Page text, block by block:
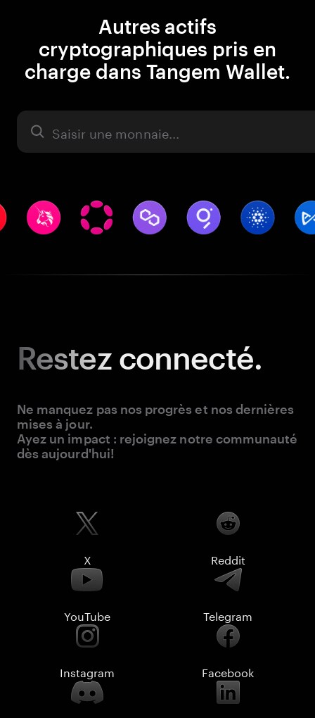
Autres actifs
cryptographiques pris en
charge dans Tangem Wallet.
Actifs
Restezconnecté.
Ne manquez pas nos progrès et nos dernières
mises à jour.
Ayez un impact : rejoignez notre communauté
dès aujourd'hui!
X Reddit
YouTube Telegram
Instagram Facebook